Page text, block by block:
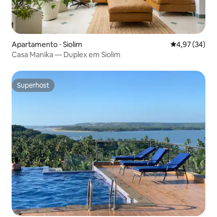
Apartamento ⋅ Siolim 4,97 de uma
4,97 (34)
Casa Manika — Duplex em Siolim
Superhost
Superhost